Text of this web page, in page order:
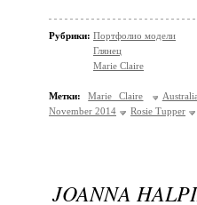
Рубрики: Портфолио модели
Глянец
Marie Claire
Метки: Marie Claire
November 2014
Rosie Tupper
JOANNA